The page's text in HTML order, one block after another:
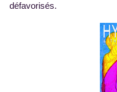
défavorisés.